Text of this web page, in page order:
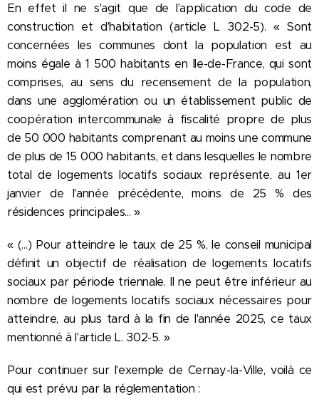
En effet il ne s'agit que de l'application du code de
construction et d'habitation (article L 302-5). « Sont
concernées les communes dont la population est au
moins égale à 1 500 habitants en Ile-de-France, qui sont
comprises, au sens du recensement de la population,
dans une agglomération ou un établissement public de
coopération intercommunale à fiscalité propre de plus
de 50 000 habitants comprenant au moins une commune
de plus de 15 000 habitants, et dans lesquelles le nombre
total de logements locatifs sociaux représente, au 1er
janvier de l'année précédente, moins de 25 % des
résidences principales... »
« (...) Pour atteindre le taux de 25 %, le conseil municipal
définit un objectif de réalisation de logements locatifs
sociaux par période triennale. Il ne peut être inférieur au
nombre de logements locatifs sociaux nécessaires pour
atteindre, au plus tard à la fin de l'année 2025, ce taux
mentionné à l'article L. 302-5. »
Pour continuer sur l'exemple de Cernay-la-Ville, voilà ce
qui est prévu par la réglementation :